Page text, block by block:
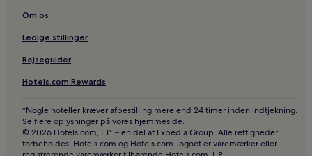
Om os
Ledige stillinger
Rejseguider
Hotels.com Rewards
*Nogle hoteller kræver afbestilling mere end 24 timer inden indtjekning.
Se flere oplysninger på vores hjemmeside.
© 2026 Hotels.com, L.P. – en del af Expedia Group. Alle rettigheder
forbeholdes. Hotels.com og Hotels.com-logoet er varemærker eller